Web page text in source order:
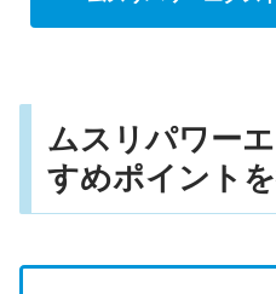
ムスリパワー
すめポイントを